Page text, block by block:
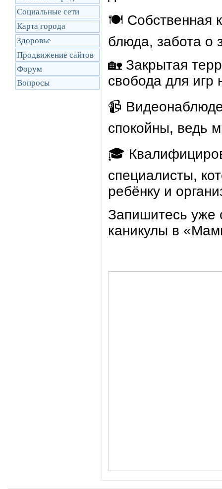
Социальные сети
Карта города
Здоровье
Продвижение сайтов
Форум
Вопросы
🍽️ Собственная
блюда, забота о
🏡 Закрытая
свобода для игр
📹
спокойны, ведь
🎓
специалисты,
ребёнку и
Запишитесь уже
каникулы в